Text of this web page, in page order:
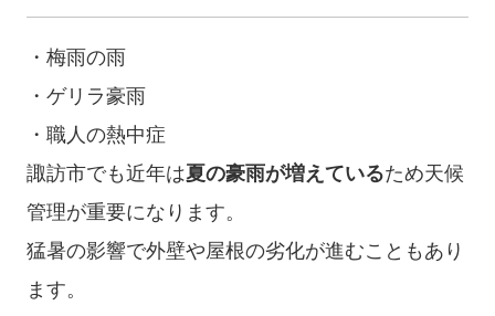
・梅雨の雨
・ゲリラ豪雨
・職人の熱中症
諏訪市でも近年は夏の豪雨が増えているため天候
管理が重要になります。
猛暑の影響で外壁や屋根の劣化が進むこともあり
ます。